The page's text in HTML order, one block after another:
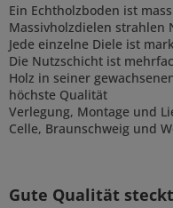
Ein Echtholzboden ist
Massivholzdielen
Jede einzelne Diele ist
Die Nutzschicht ist
Holz in seiner
höchste Qualität
Verlegung, Montage und
Celle, Braunschweig und
Gute Qualität